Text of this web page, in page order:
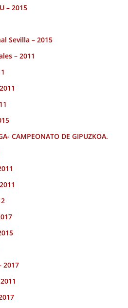
– 2015
Sevilla – 2015
– 2011
CAMPEONATO DE GIPUZKOA.
2017